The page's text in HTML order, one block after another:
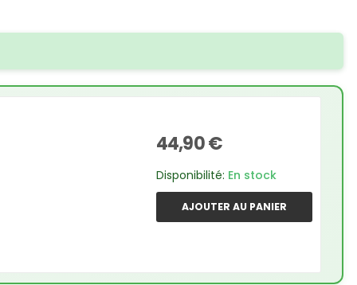
44,90 €
Disponibilité: En stock
AJOUTER AU PANIER